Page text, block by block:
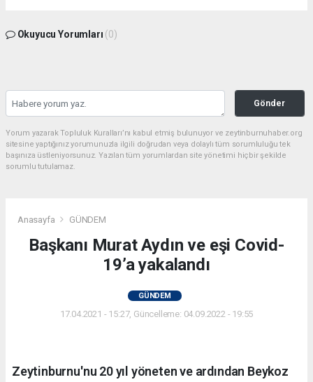
Okuyucu Yorumları (0)
Gönder
Yorum yazarak Topluluk Kuralları’nı kabul etmiş bulunuyor ve zeytinburnuhaber.org
sitesine yaptığınız yorumunuzla ilgili doğrudan veya dolaylı tüm sorumluluğu tek
başınıza üstleniyorsunuz. Yazılan tüm yorumlardan site yönetimi hiçbir şekilde
sorumlu tutulamaz.
Anasayfa GÜNDEM
Başkanı Murat Aydın ve eşi Covid-
19’a yakalandı
GÜNDEM
17.04.2021 - 15:27, Güncelleme: 04.09.2022 - 19:55
Zeytinburnu'nu 20 yıl yöneten ve ardından Beykoz